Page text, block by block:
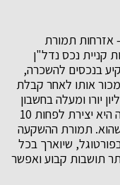
אזרחות תמורת
נכס נדל"ן
ניתן להשקיע בנכסים להשכרה,
אותו לאחר קבלת
יורו ומעלה בחשבון
השקעות בבנק פורטוגזי. האופציה האחרונה היא יצירת לפחות 10
תמורת ההשקעה
שיוארך בכל
מקבלים היתר תושבות קבוע ואפשר